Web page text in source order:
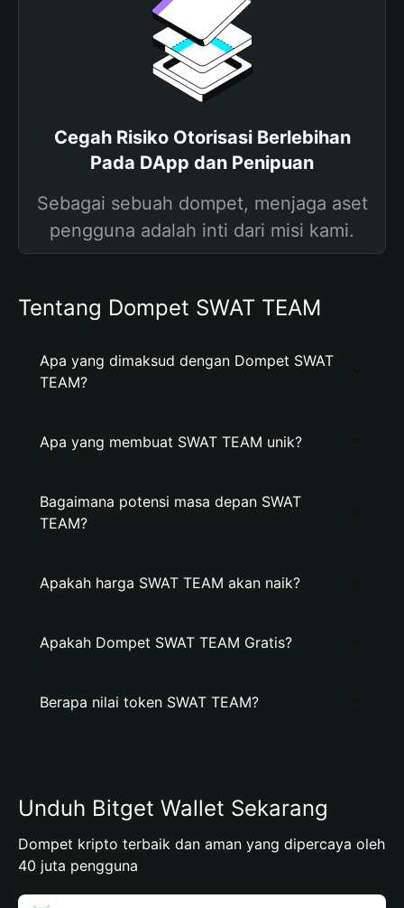
Cegah Risiko Otorisasi Berlebihan
Pada DApp dan Penipuan
Sebagai sebuah dompet, menjaga aset
pengguna adalah inti dari misi kami.
Tentang Dompet SWAT TEAM
Apa yang dimaksud dengan Dompet SWAT
TEAM?
Apa yang membuat SWAT TEAM unik?
Bagaimana potensi masa depan SWAT
TEAM?
Apakah harga SWAT TEAM akan naik?
Apakah Dompet SWAT TEAM Gratis?
Berapa nilai token SWAT TEAM?
Unduh Bitget Wallet Sekarang
Dompet kripto terbaik dan aman yang dipercaya oleh
40 juta pengguna